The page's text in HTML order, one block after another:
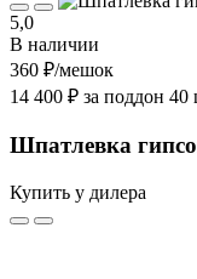
5,0
В наличии
360 ₽/мешок
14 400 ₽ за поддон 40
Шпатлевка
Купить у дилера